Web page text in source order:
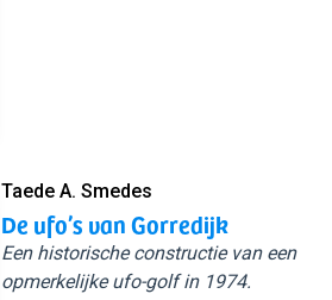
Taede A. Smedes
De ufo’s van Gorredijk
Een historische constructie van een
opmerkelijke ufo-golf in 1974.